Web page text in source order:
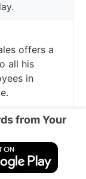
offers a
all his
in
the color
from
from Your